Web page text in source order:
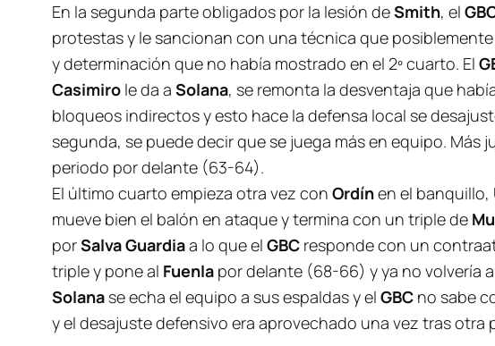
En la segunda parte obligados por la lesión deSmith, el
protestas y le sancionan con una técnica que
y determinación que no había mostrado en el 2º cuarto. El
Casimiro le da a Solana, se remonta la desventaja que
bloqueos indirectos y esto hace la defensa local se
segunda, se puede decir que se juega más en equipo. Más
periodo por delante (63-64).
El último cuarto empieza otra vez con Ordínen el banquillo,
mueve bien el balón en ataque y termina con un triple de
porSalva Guardiaa lo que el GBC responde con un
triple y pone al Fuenla por delante (68-66) y ya no volvería
Solana se echa el equipo a sus espaldas y el GBC no sabe
y el desajuste defensivo era aprovechado una vez tras otra